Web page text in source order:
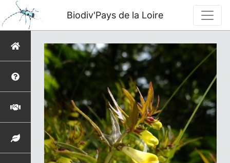
Biodiv'Pays de la Loire